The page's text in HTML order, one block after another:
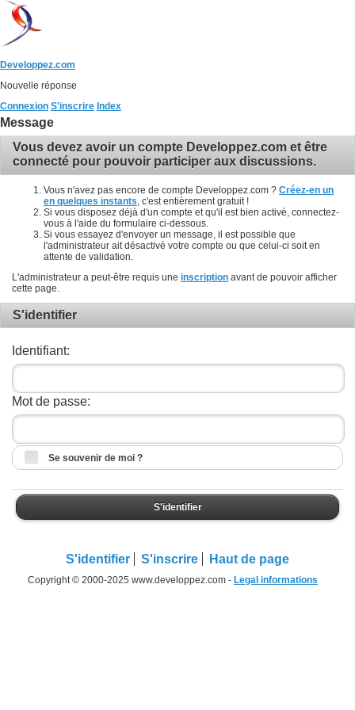
Developpez.com
Nouvelle réponse
Connexion S'inscrire Index
Message
Vous devez avoir un compte Developpez.com et être
connecté pour pouvoir participer aux discussions.
Vous n'avez pas encore de compte Developpez.com ? Créez-en un
en quelques instants , c'est entièrement gratuit !
Si vous disposez déjà d'un compte et qu'il est bien activé, connectez-
vous à l'aide du formulaire ci-dessous.
Si vous essayez d'envoyer un message, il est possible que
l'administrateur ait désactivé votre compte ou que celui-ci soit en
attente de validation.
L'administrateur a peut-être requis une inscription avant de pouvoir afficher
cette page.
S'identifier
Identifiant:
Mot de passe:
Se souvenir de moi ?
S'identifier
S'identifier S'inscrire Haut de page
Copyright © 2000-2025 www.developpez.com - Legal informations